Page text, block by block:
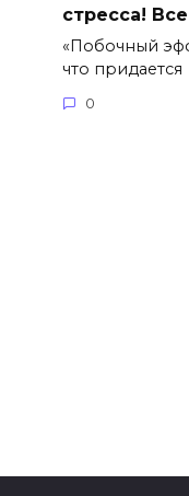
стресса!
«Побочный
что придается
0